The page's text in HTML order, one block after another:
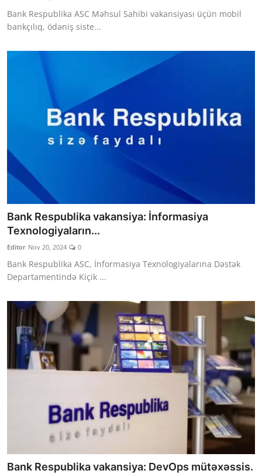
Bank Respublika ASC Məhsul Sahibi vakansiyası üçün mobil
bankçılıq, ödəniş siste...
Bank Respublika vakansiya: İnformasiya
Texnologiyaların...
Editor Nov 20, 2024 0
Bank Respublika ASC, İnformasiya Texnologiyalarına Dəstək
Departamentində Kiçik ...
Bank Respublika vakansiya: DevOps mütəxəssis.